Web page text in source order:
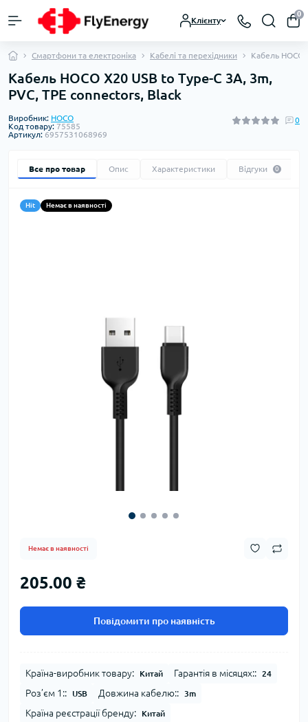
Клієнту
0
Смартфони та електроніка Кабелі та перехідники Кабель HOCO
Кабель HOCO X20 USB to Type-C 3A, 3m,
PVC, TPE connectors, Black
Виробник: HOCO
Код товару: 75585
Артикул: 6957531068969
0
Все про товар Опис Характеристики Відгуки 0
Hit Немає в наявності
Немає в наявності
205.00 ₴
Повідомити про наявність
Країна-виробник товару: Китай Гарантія в місяцях:: 24
Роз’єм 1:: USB Довжина кабелю:: 3m
Країна реєстрації бренду: Китай